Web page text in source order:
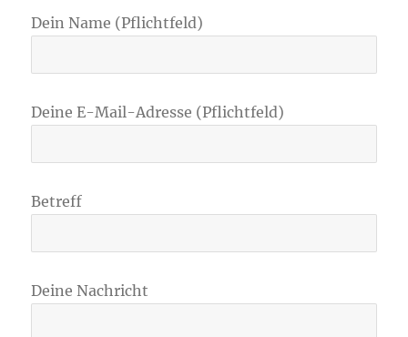
Dein Name (Pflichtfeld)
Deine E-Mail-Adresse (Pflichtfeld)
Betreff
Deine Nachricht